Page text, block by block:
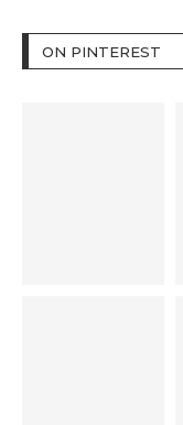
ON PINTEREST